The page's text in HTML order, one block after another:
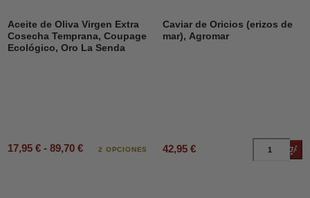
Aceite de Oliva Virgen Extra
Cosecha Temprana, Coupage
Ecológico, Oro La Senda
17,95 € - 89,70 € 2 OPCIONES
Caviar de Oricios (erizos de
mar), Agromar
42,95 €